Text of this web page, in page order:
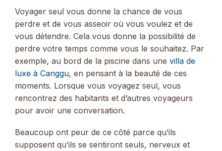
Voyager seul vous donne la chance de vous
perdre et de vous asseoir où vous voulez et de
vous détendre. Cela vous donne la possibilité de
perdre votre temps comme vous le souhaitez. Par
exemple, au bord de la piscine dans une villa de
luxe à Canggu, en pensant à la beauté de ces
moments. Lorsque vous voyagez seul, vous
rencontrez des habitants et d’autres voyageurs
pour avoir une conversation.
Beaucoup ont peur de ce côté parce qu’ils
supposent qu’ils se sentiront seuls, nerveux et